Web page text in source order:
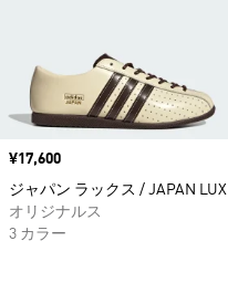
価格
¥17,600
ジャパン ラックス / JAPAN LUX
オリジナルス
3 カラー